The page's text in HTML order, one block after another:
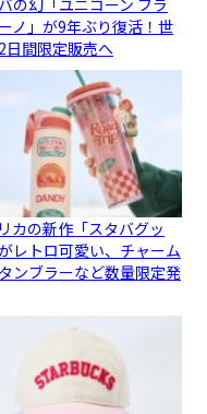
ノ」が9年ぶり復活！世
日間限定販売へ
カの新作「スタバグッ
レトロ可愛い、チャーム
ンブラーなど数量限定発